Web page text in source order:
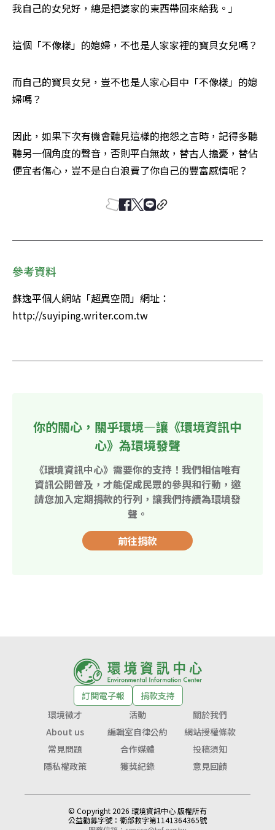
我自己的女兒好，總是把婆家的東西帶回來給我。」
這個「不像樣」的媳婦，不也是人家家裡的寶貝女兒嗎？
而自己的寶貝女兒，豈不也是人家心目中「不像樣」的媳
婦嗎？
因此，如果下次有機會聽見這樣的抱怨之言時，記得多聽
聽另一個角度的聲音，否則平白無故，替古人擔憂，替佔
便宜者傷心，豈不是白白浪費了你自己的豐富感情呢？
參考資料
蘇逸平個人網站「超異空間」網址：
http://suyiping.writer.com.tw
你的關心，關乎環境—讓《環境資訊中
心》為環境發聲
《環境資訊中心》需要你的支持！我們相信唯有
資訊公開普及，才能促成民眾的參與和行動，邀
請您加入定期捐款的行列，讓我們持續為環境發
聲。
前往捐款
訂閱電子報
捐款支持
環境徵才
活動
關於我們
About us
編輯室自律公約
網站授權條款
常見問題
合作媒體
投稿須知
隱私權政策
獲獎紀錄 意見回饋
© Copyright 2026 環境資訊中心 版權所有
公益勸募字號： 衛部救字第1141364365號